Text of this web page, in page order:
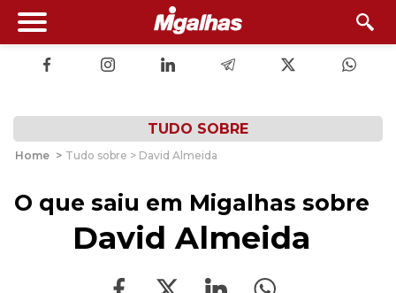
TUDO SOBRE
Home > Tudo sobre > David Almeida
O que saiu em Migalhas sobre
David Almeida